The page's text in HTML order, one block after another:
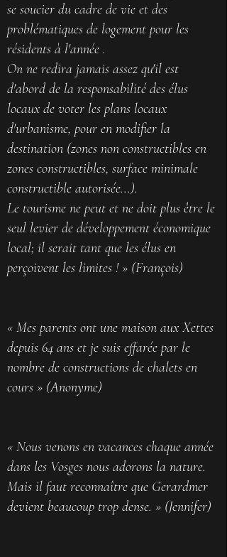
se soucier du cadre de vie et des
problématiques de logement pour les
résidents à l'année .
On ne redira jamais assez qu'il est
d'abord de la responsabilité des élus
locaux de voter les plans locaux
d'urbanisme, pour en modifier la
destination (zones non constructibles en
zones constructibles, surface minimale
constructible autorisée...).
Le tourisme ne peut et ne doit plus être le
seul levier de développement économique
local; il serait tant que les élus en
perçoivent les limites ! » (François)
« Mes parents ont une maison aux Xettes
depuis 64 ans et je suis effarée par le
nombre de constructions de chalets en
cours » (Anonyme)
« Nous venons en vacances chaque année
dans les Vosges nous adorons la nature.
Mais il faut reconnaître que Gerardmer
devient beaucoup trop dense. » (Jennifer)